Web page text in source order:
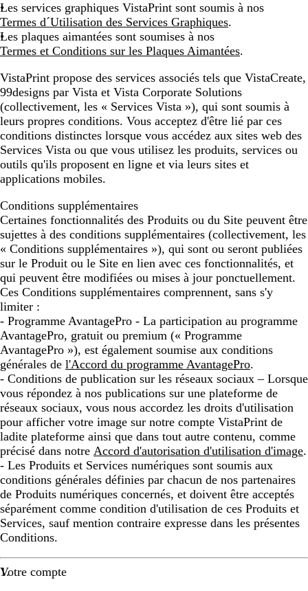
Les services graphiques VistaPrint sont soumis à nos
Termes d´Utilisation des Services Graphiques.
Les plaques aimantées sont soumises à nos
Termes et Conditions sur les Plaques Aimantées.
VistaPrint propose des services associés tels que VistaCreate,
99designs par Vista et Vista Corporate Solutions
(collectivement, les « Services Vista »), qui sont soumis à
leurs propres conditions. Vous acceptez d'être lié par ces
conditions distinctes lorsque vous accédez aux sites web des
Services Vista ou que vous utilisez les produits, services ou
outils qu'ils proposent en ligne et via leurs sites et
applications mobiles.
Conditions supplémentaires
Certaines fonctionnalités des Produits ou du Site peuvent être
sujettes à des conditions supplémentaires (collectivement, les
« Conditions supplémentaires »), qui sont ou seront publiées
sur le Produit ou le Site en lien avec ces fonctionnalités, et
qui peuvent être modifiées ou mises à jour ponctuellement.
Ces Conditions supplémentaires comprennent, sans s'y
limiter :
- Programme AvantagePro - La participation au programme
AvantagePro, gratuit ou premium (« Programme
AvantagePro »), est également soumise aux conditions
générales de l'Accord du programme AvantagePro.
- Conditions de publication sur les réseaux sociaux – Lorsque
vous répondez à nos publications sur une plateforme de
réseaux sociaux, vous nous accordez les droits d'utilisation
pour afficher votre image sur notre compte VistaPrint de
ladite plateforme ainsi que dans tout autre contenu, comme
précisé dans notre Accord d'autorisation d'utilisation d'image.
- Les Produits et Services numériques sont soumis aux
conditions générales définies par chacun de nos partenaires
de Produits numériques concernés, et doivent être acceptés
séparément comme condition d'utilisation de ces Produits et
Services, sauf mention contraire expresse dans les présentes
Conditions.
Votre compte